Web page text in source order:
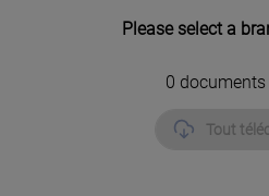
Please select a
0
Tout